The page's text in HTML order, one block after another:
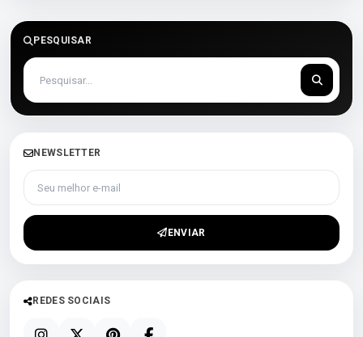
PESQUISAR
NEWSLETTER
Seu melhor e-mail
ENVIAR
REDES SOCIAIS